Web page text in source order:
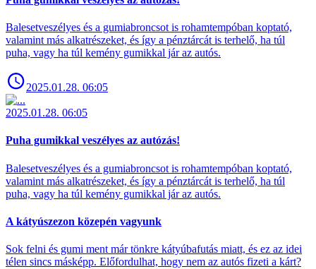
Balesetveszélyes és a gumiabroncsot is rohamtempóban koptató,
valamint más alkatrészeket, és így a pénztárcát is terhelő, ha túl
puha, vagy ha túl kemény gumikkal jár az autós.
2025.01.28. 06:05
2025.01.28. 06:05
Puha gumikkal veszélyes az autózás!
Balesetveszélyes és a gumiabroncsot is rohamtempóban koptató,
valamint más alkatrészeket, és így a pénztárcát is terhelő, ha túl
puha, vagy ha túl kemény gumikkal jár az autós.
A kátyúszezon közepén vagyunk
Sok felni és gumi ment már tönkre kátyúbafutás miatt, és ez az idei
télen sincs másképp. Előfordulhat, hogy nem az autós fizeti a kárt?